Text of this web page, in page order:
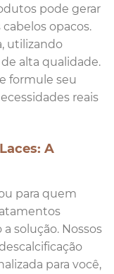
pode gerar
opacos.
utilizando
alta qualidade.
formule seu
reais
A
para quem
solução. Nossos
para você,